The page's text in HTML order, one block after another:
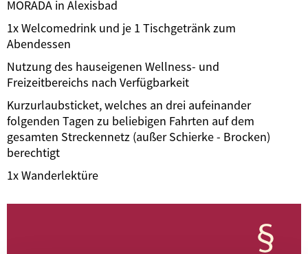
MORADA in Alexisbad
1x Welcomedrink und je 1 Tischgetränk zum
Abendessen
Nutzung des hauseigenen Wellness- und
Freizeitbereichs nach Verfügbarkeit
Kurzurlaubsticket, welches an drei aufeinander
folgenden Tagen zu beliebigen Fahrten auf dem
gesamten Streckennetz (außerSchierke - Brocken)
berechtigt
1x Wanderlektüre